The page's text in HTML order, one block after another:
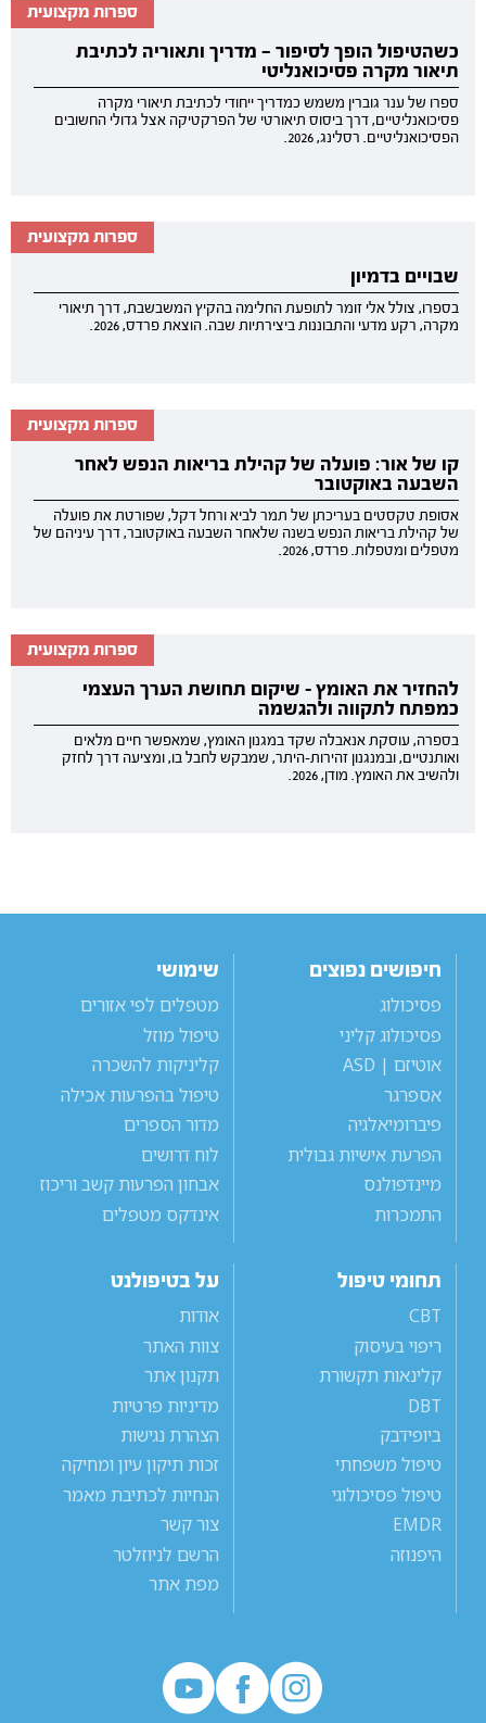
ספרות מקצועית
כשהטיפול הופך לסיפור — מדריך ותאוריה לכתיבת
תיאור מקרה פסיכואנליטי
ספרו של ענר גוברין משמש כמדריך ייחודי לכתיבת תיאורי מקרה
פסיכואנליטיים, דרך ביסוס תיאורטי של הפרקטיקה אצל גדולי החשובים
הפסיכואנליטיים. רסלינג, 2026.
ספרות מקצועית
שבויים בדמיון
בספרו, צולל אלי זומר לתופעת החלימה בהקיץ המשבשבת, דרך תיאורי
מקרה, רקע מדעי והתבוננות ביצירתיות שבה. הוצאת פרדס, 2026.
ספרות מקצועית
קו של אור: פועלה של קהילת בריאות הנפש לאחר
השבעה באוקטובר
אסופת טקסטים בעריכתן של תמר לביא ורחל דקל, שפורטת את פועלה
של קהילת בריאות הנפש בשנה שלאחר השבעה באוקטובר, דרך עיניהם של
מטפלים ומטפלות. פרדס, 2026.
ספרות מקצועית
להחזיר את האומץ - שיקום תחושת הערך העצמי
כמפתח לתקווה ולהגשמה
בספרה, עוסקת אנאבלה שקד במגנון האומץ, שמאפשר חיים מלאים
ואותנטיים, ובמנגנון זהירות-היתר, שמבקש לחבל בו, ומציעה דרך לחזק
ולהשיב את האומץ. מודן, 2026.
חיפושים נפוצים
פסיכולוג
פסיכולוג קליני
אוטיזם | ASD
אספרגר
פיברומיאלגיה
הפרעת אישיות גבולית
מיינדפולנס
התמכרות
שימושי
מטפלים לפי אזורים
טיפול מוזל
קליניקות להשכרה
טיפול בהפרעות אכילה
מדור הספרים
לוח דרושים
אבחון הפרעות קשב וריכוז
אינדקס מטפלים
תחומי טיפול
CBT
ריפוי בעיסוק
קלינאות תקשורת
DBT
ביופידבק
טיפול משפחתי
טיפול פסיכולוגי
EMDR
היפנוזה
על בטיפולנט
אודות
צוות האתר
תקנון אתר
מדיניות פרטיות
הצהרת נגישות
זכות תיקון עיון ומחיקה
הנחיות לכתיבת מאמר
צור קשר
הרשם לניוזלטר
מפת אתר